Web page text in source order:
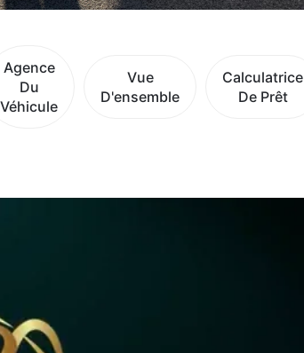
Agence
Du
Véhicule
Vue
D'ensemble
Calculatrice
De Prêt